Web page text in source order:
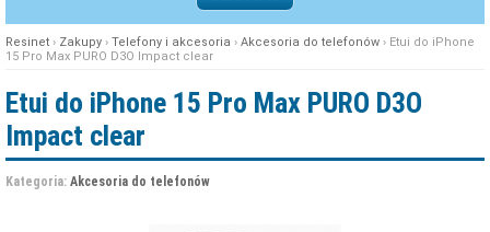
IMPREZY
W KINACH
Resinet › Zakupy › Telefony i akcesoria › Akcesoria do telefonów › Etui do iPhone
15 Pro Max PURO D3O Impact clear
Etui do iPhone 15 Pro Max PURO D3O
Impact clear
Kategoria: Akcesoria do telefonów